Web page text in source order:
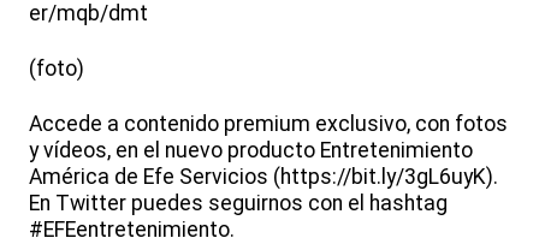
er/mqb/dmt
(foto)
Accede a contenido premium exclusivo, con fotos
y vídeos, en el nuevo producto Entretenimiento
América de Efe Servicios (https://bit.ly/3gL6uyK).
En Twitter puedes seguirnos con el hashtag
#EFEentretenimiento.